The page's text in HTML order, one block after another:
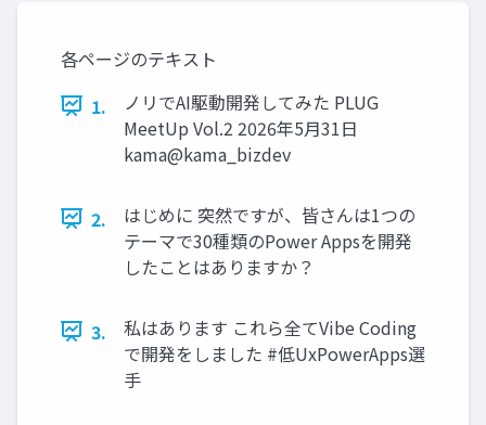
各ページのテキスト
1.
ノリでAI駆動開発してみた PLUG
MeetUp Vol.2 2026年5月31日
kama@kama_bizdev
2.
はじめに 突然ですが、皆さんは1つの
テーマで30種類のPower Appsを開発
したことはありますか？
3.
私はあります これら全てVibe Coding
で開発をしました #低UxPowerApps選
手